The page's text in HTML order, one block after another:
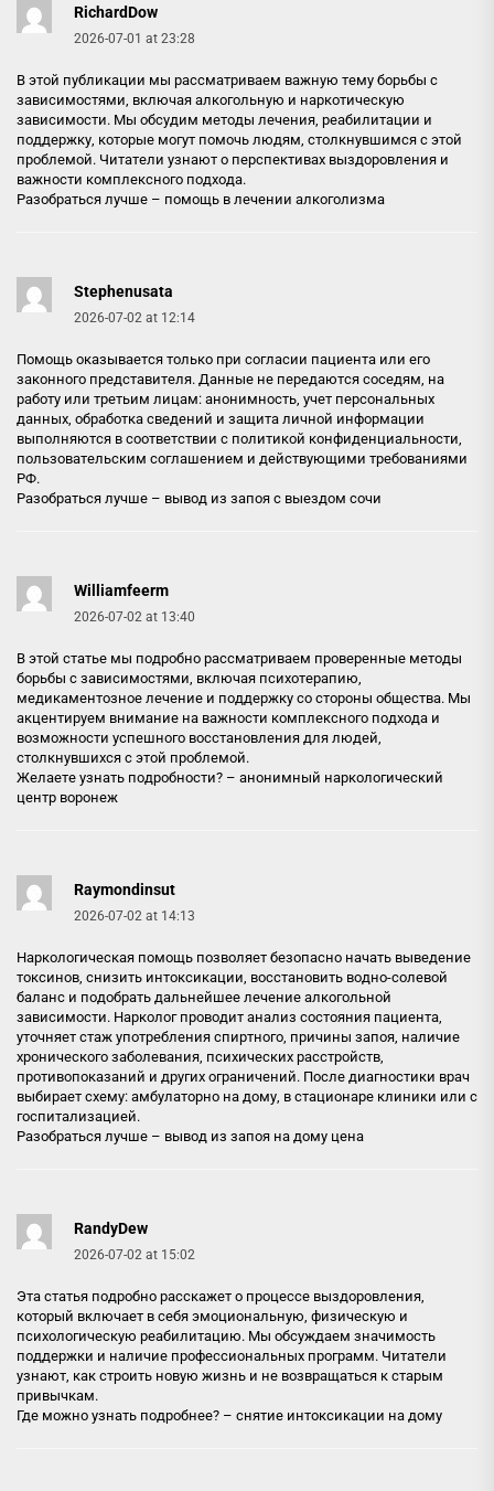
RichardDow
2026-07-01 at 23:28
В этой публикации мы рассматриваем важную тему борьбы с
зависимостями, включая алкогольную и наркотическую
зависимости. Мы обсудим методы лечения, реабилитации и
поддержку, которые могут помочь людям, столкнувшимся с этой
проблемой. Читатели узнают о перспективах выздоровления и
важности комплексного подхода.
Разобраться лучше – помощь в лечении алкоголизма
Stephenusata
2026-07-02 at 12:14
Помощь оказывается только при согласии пациента или его
законного представителя. Данные не передаются соседям, на
работу или третьим лицам: анонимность, учет персональных
данных, обработка сведений и защита личной информации
выполняются в соответствии с политикой конфиденциальности,
пользовательским соглашением и действующими требованиями
РФ.
Разобраться лучше – вывод из запоя с выездом сочи
Williamfeerm
2026-07-02 at 13:40
В этой статье мы подробно рассматриваем проверенные методы
борьбы с зависимостями, включая психотерапию,
медикаментозное лечение и поддержку со стороны общества. Мы
акцентируем внимание на важности комплексного подхода и
возможности успешного восстановления для людей,
столкнувшихся с этой проблемой.
Желаете узнать подробности? – анонимный наркологический
центр воронеж
Raymondinsut
2026-07-02 at 14:13
Наркологическая помощь позволяет безопасно начать выведение
токсинов, снизить интоксикации, восстановить водно-солевой
баланс и подобрать дальнейшее лечение алкогольной
зависимости. Нарколог проводит анализ состояния пациента,
уточняет стаж употребления спиртного, причины запоя, наличие
хронического заболевания, психических расстройств,
противопоказаний и других ограничений. После диагностики врач
выбирает схему: амбулаторно на дому, в стационаре клиники или с
госпитализацией.
Разобраться лучше – вывод из запоя на дому цена
RandyDew
2026-07-02 at 15:02
Эта статья подробно расскажет о процессе выздоровления,
который включает в себя эмоциональную, физическую и
психологическую реабилитацию. Мы обсуждаем значимость
поддержки и наличие профессиональных программ. Читатели
узнают, как строить новую жизнь и не возвращаться к старым
привычкам.
Где можно узнать подробнее? – снятие интоксикации на дому